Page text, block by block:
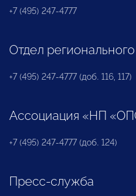
+7 (495) 247-4777
Отдел
+7 (495) 247-4777 (доб. 116, 117)
Ассоциация «НП
+7 (495) 247-4777 (доб. 124)
Пресс-служба